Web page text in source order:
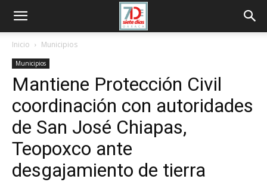
Inicio Municipios
Municipios
Mantiene Protección Civil
coordinación con autoridades
de San José Chiapas,
Teopoxco ante
desgajamiento de tierra